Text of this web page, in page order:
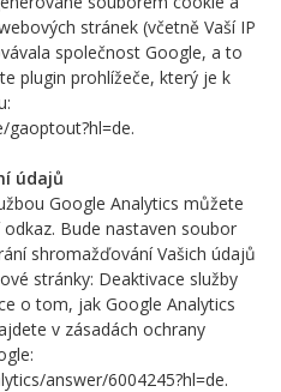
stránek (včetně Vaší IP
společnost Google, a to
plugin prohlížeče, který je k
údajů
Google Analytics můžete
Bude nastaven soubor
shromažďování Vašich údajů
stránky: Deaktivace služby
o tom, jak Google Analytics
v zásadách ochrany
answer/6004245?hl=de.